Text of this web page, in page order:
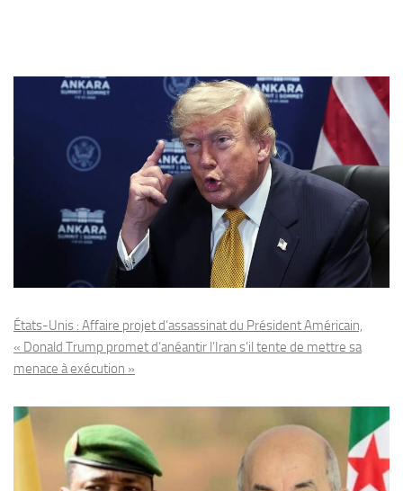
États-Unis : Affaire projet d’assassinat du Président Américain,
« Donald Trump promet d’anéantir l’Iran s’il tente de mettre sa
menace à exécution »